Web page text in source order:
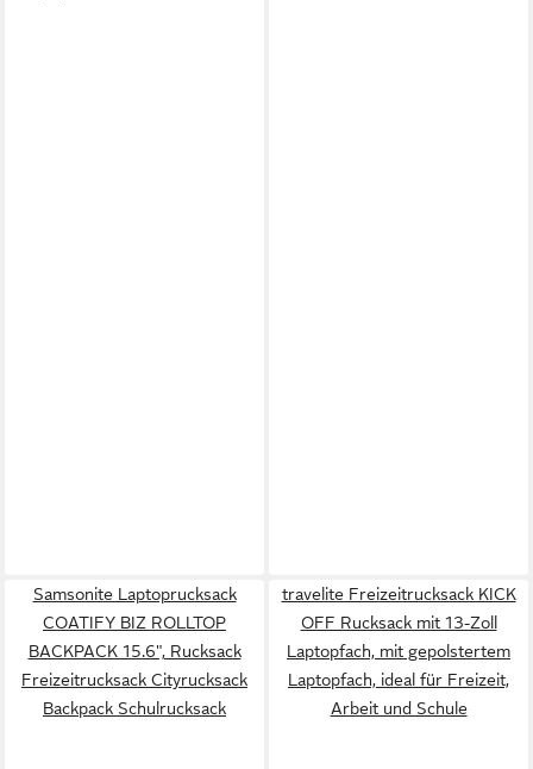
Samsonite Laptoprucksack
COATIFY BIZ ROLLTOP
BACKPACK 15.6", Rucksack
Freizeitrucksack Cityrucksack
Backpack Schulrucksack
travelite Freizeitrucksack KICK
OFF Rucksack mit 13-Zoll
Laptopfach, mit gepolstertem
Laptopfach, ideal für Freizeit,
Arbeit und Schule